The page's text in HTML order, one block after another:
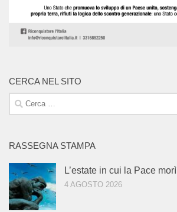
CERCA NEL SITO
Ricerca
per:
RASSEGNA STAMPA
L’estate in cui la Pace morì
4 AGOSTO 2026